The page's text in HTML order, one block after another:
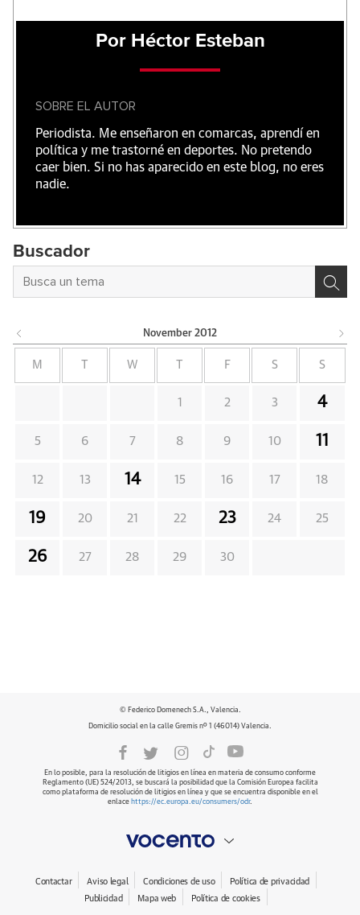
Por Héctor Esteban
SOBRE EL AUTOR
Periodista. Me enseñaron en comarcas, aprendí en
política y me trastorné en deportes. No pretendo
caer bien. Si no has aparecido en este blog, no eres
nadie.
Buscador
November 2012
M T W T F S S
1 2 3 4
5 6 7 8 9 10 11
12 13 14 15 16 17 18
19 20 21 22 23 24 25
26 27 28 29 30
© Federico Domenech S.A., Valencia.
Domicilio social en la calle Gremis nº 1 (46014) Valencia.
En lo posible, para la resolución de litigios en línea en materia de consumo conforme
Reglamento (UE) 524/2013, se buscará la posibilidad que la Comisión Europea facilita
como plataforma de resolución de litigios en línea y que se encuentra disponible en el
enlace https://ec.europa.eu/consumers/odr.
Contactar Aviso legal Condiciones de uso
Política de privacidad
Publicidad
Mapa web Política de cookies